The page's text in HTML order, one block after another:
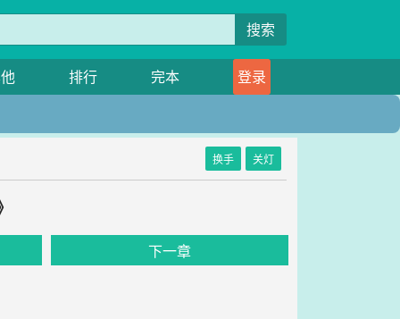
搜索
排行 完本
登录
换手 关灯
下一章